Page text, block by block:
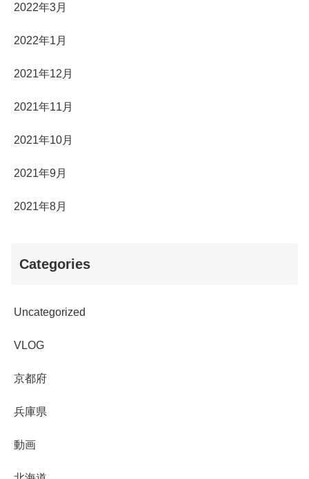
2022年3月
2022年1月
2021年12月
2021年11月
2021年10月
2021年9月
2021年8月
Categories
Uncategorized
VLOG
京都府
兵庫県
動画